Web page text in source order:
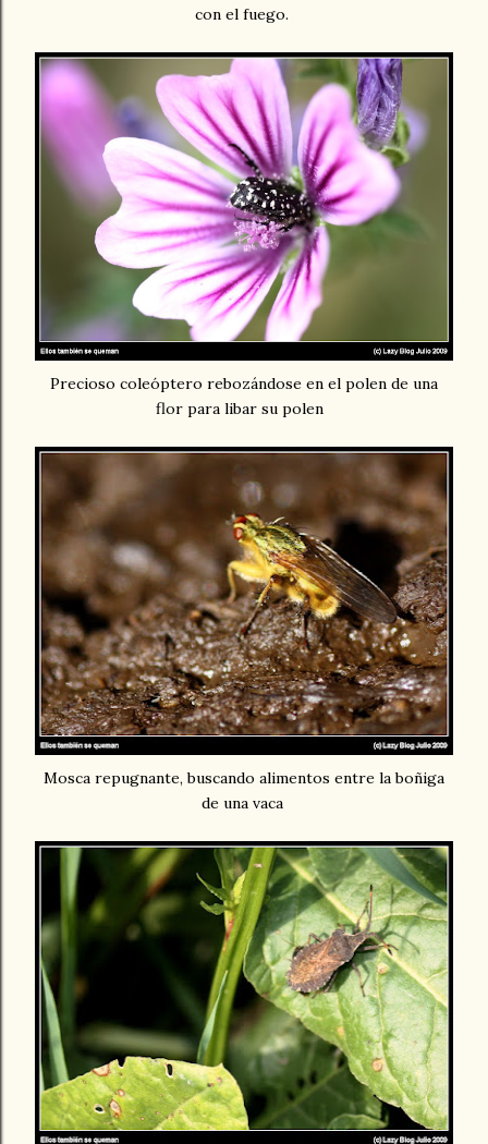
con el fuego.
Precioso coleóptero rebozándose en el polen de una
flor para libar su polen
Mosca repugnante, buscando alimentos entre la boñiga
de una vaca